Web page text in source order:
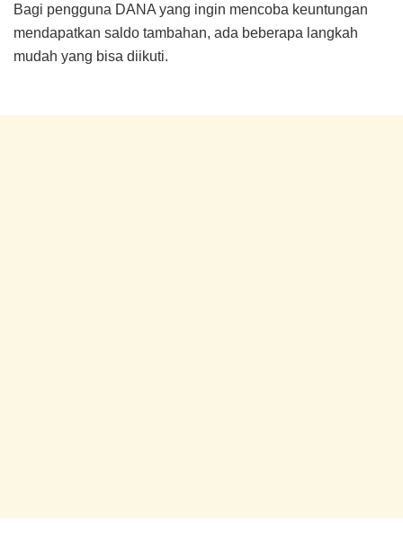
Bagi pengguna DANA yang ingin mencoba keuntungan
mendapatkan saldo tambahan, ada beberapa langkah
mudah yang bisa diikuti.